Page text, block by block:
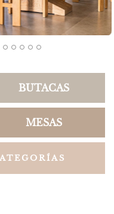
BUTACAS
MESAS